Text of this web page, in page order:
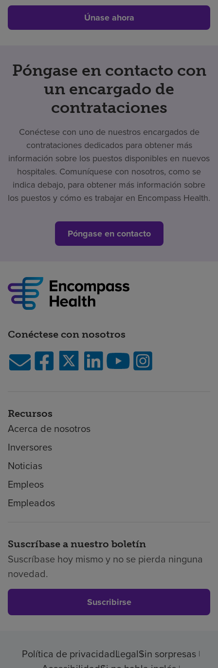
Únase ahora
Póngase en contacto con
un encargado de
contrataciones
Conéctese con uno de nuestros encargados de
contrataciones dedicados para obtener más
información sobre los puestos disponibles en nuevos
hospitales. Comuníquese con nosotros, como se
indica debajo, para obtener más información sobre
los puestos y cómo es trabajar en Encompass Health.
Póngase en contacto
Conéctese con nosotros
Recursos
Acerca de nosotros
Inversores
Noticias
Empleos
Empleados
Suscríbase a nuestro boletín
Suscríbase hoy mismo y no se pierda ninguna
novedad.
Suscribirse
Política de privacidadLegalSin sorpresas